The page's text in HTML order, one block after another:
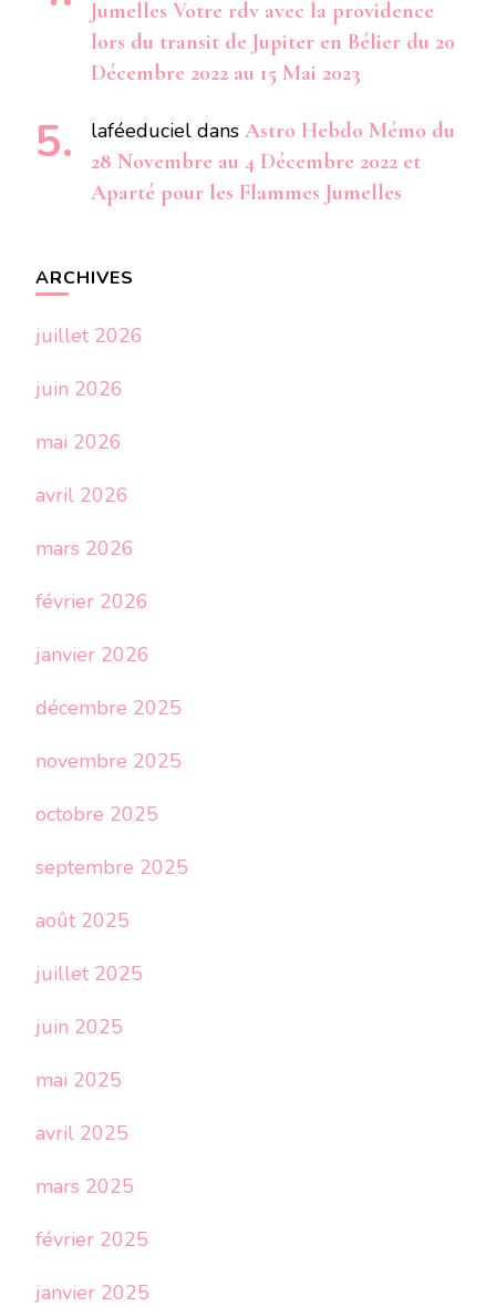
Jumelles Votre rdv avec la providence
lors du transit de Jupiter en Bélier du 20
Décembre 2022 au 15 Mai 2023
laféeduciel dans Astro Hebdo Mémo du
28 Novembre au 4 Décembre 2022 et
Aparté pour les Flammes Jumelles
ARCHIVES
juillet 2026
juin 2026
mai 2026
avril 2026
mars 2026
février 2026
janvier 2026
décembre 2025
novembre 2025
octobre 2025
septembre 2025
août 2025
juillet 2025
juin 2025
mai 2025
avril 2025
mars 2025
février 2025
janvier 2025